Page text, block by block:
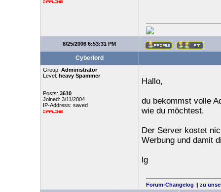
8/25/2006 6:53:31 PM
Cyberlord
Group: Administrator
Level: heavy Spammer
Posts: 3610
Joined: 3/11/2004
IP-Address: saved
Hallo,
du bekommst volle
wie du möchtest.
Der Server kostet
Werbung und damit
lg
Forum-Changelog || zu